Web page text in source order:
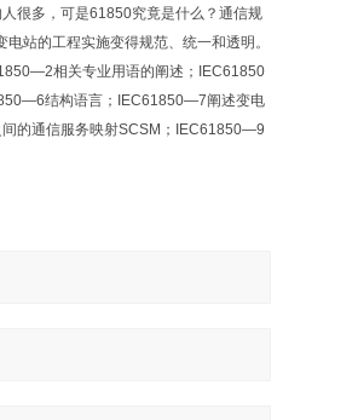
很多，可是61850究竟是什么？通信规
站的工程实施变得规范、统一和透明。
相关专业用语的阐述；IEC61850
结构语言；IEC61850—7阐述变电
的通信服务映射SCSM；IEC61850—9